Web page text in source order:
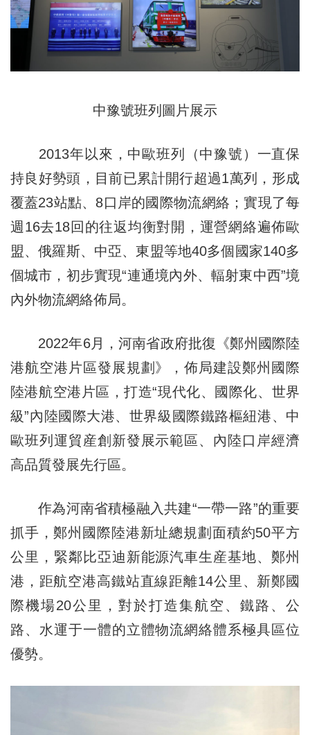
中豫號班列圖片展示
2013年以來，中歐班列（中豫號）一直保
持良好勢頭，目前已累計開行超過1萬列，形成
覆蓋23站點、8口岸的國際物流網絡；實現了每
週16去18回的往返均衡對開，運營網絡遍佈歐
盟、俄羅斯、中亞、東盟等地40多個國家140多
個城市，初步實現“連通境內外、輻射東中西”境
內外物流網絡佈局。
2022年6月，河南省政府批復《鄭州國際陸
港航空港片區發展規劃》，佈局建設鄭州國際
陸港航空港片區，打造“現代化、國際化、世界
級”內陸國際大港、世界級國際鐵路樞紐港、中
歐班列運貿産創新發展示範區、內陸口岸經濟
高品質發展先行區。
作為河南省積極融入共建“一帶一路”的重要
抓手，鄭州國際陸港新址總規劃面積約50平方
公里，緊鄰比亞迪新能源汽車生産基地、鄭州
港，距航空港高鐵站直線距離14公里、新鄭國
際機場20公里，對於打造集航空、鐵路、公
路、水運于一體的立體物流網絡體系極具區位
優勢。